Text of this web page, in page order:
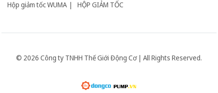
Hộp giảm tốc WUMA
HỘP GIẢM TỐC
© 2026 Công ty TNHH Thế Giới Động Cơ | All Rights Reserved.